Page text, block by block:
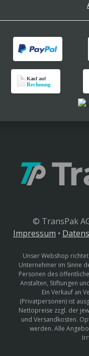
© TransPak
Impressum •
Unser Webshop
Unternehmer im Sinne
Personen des
Anstalten, Stiftungen
Ein Verkauf an
(Privatpersonen) ist
Nettopreise zzgl. der
und Versandkosten.
werden. Alle